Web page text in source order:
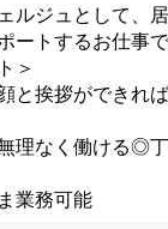
ルジュとして、
ートするお仕事で
＞
と挨拶ができれ
理なく働ける◎
業務可能